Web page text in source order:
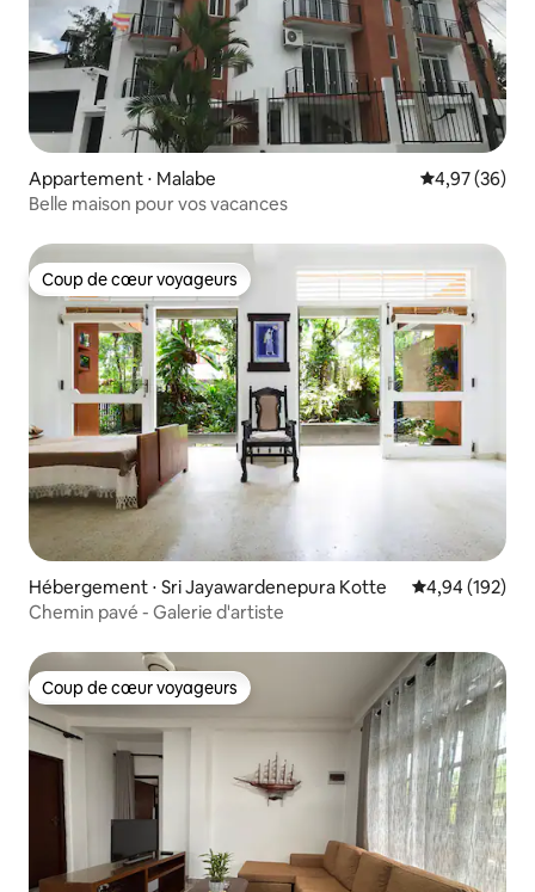
Appartement ⋅ Malabe Évaluation
4,97 (36)
Belle maison pour vos vacances
Coup de cœur voyageurs
Coup de cœur voyageurs
Hébergement ⋅ Sri Jayawardenepura Kotte Évaluation
4,94 (192)
Chemin pavé - Galerie d'artiste
Coup de cœur voyageurs
Coup de cœur voyageurs